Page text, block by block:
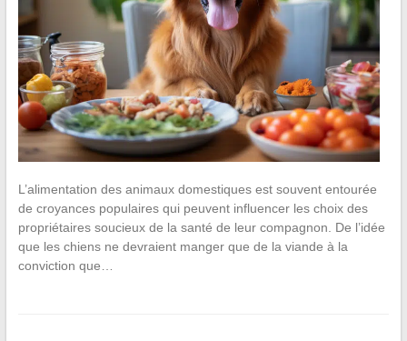
L’alimentation des animaux domestiques est souvent entourée
de croyances populaires qui peuvent influencer les choix des
propriétaires soucieux de la santé de leur compagnon. De l’idée
que les chiens ne devraient manger que de la viande à la
conviction que…